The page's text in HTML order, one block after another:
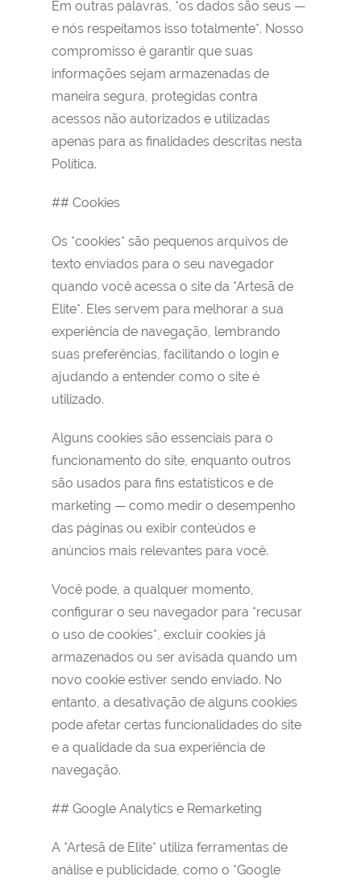
Em outras palavras, *os dados são seus —
e nós respeitamos isso totalmente*. Nosso
compromisso é garantir que suas
informações sejam armazenadas de
maneira segura, protegidas contra
acessos não autorizados e utilizadas
apenas para as finalidades descritas nesta
Política.
## Cookies
Os *cookies* são pequenos arquivos de
texto enviados para o seu navegador
quando você acessa o site da *Artesã de
Elite*. Eles servem para melhorar a sua
experiência de navegação, lembrando
suas preferências, facilitando o login e
ajudando a entender como o site é
utilizado.
Alguns cookies são essenciais para o
funcionamento do site, enquanto outros
são usados para fins estatísticos e de
marketing — como medir o desempenho
das páginas ou exibir conteúdos e
anúncios mais relevantes para você.
Você pode, a qualquer momento,
configurar o seu navegador para *recusar
o uso de cookies*, excluir cookies já
armazenados ou ser avisada quando um
novo cookie estiver sendo enviado. No
entanto, a desativação de alguns cookies
pode afetar certas funcionalidades do site
e a qualidade da sua experiência de
navegação.
## Google Analytics e Remarketing
A *Artesã de Elite* utiliza ferramentas de
análise e publicidade, como o *Google